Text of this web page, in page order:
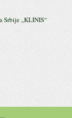
Srbije ,,KLINIS“